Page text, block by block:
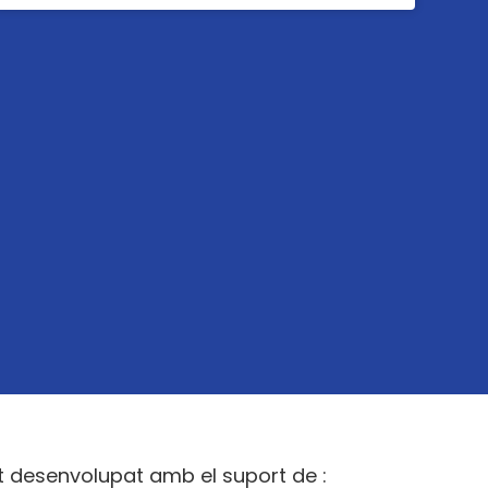
amb el suport de :